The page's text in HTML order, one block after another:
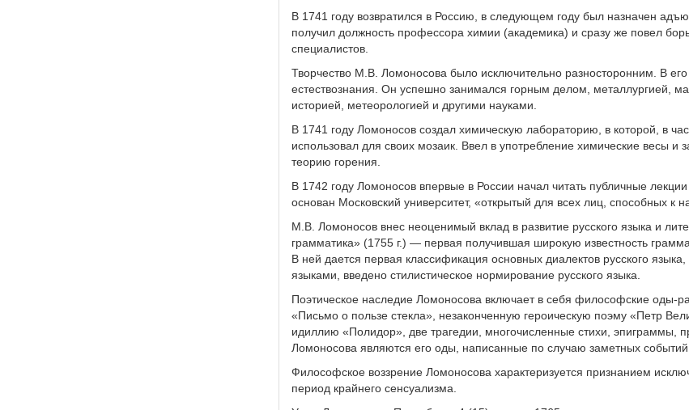
В 1741 году возвратился в Россию, в следующем году был назначен
получил должность профессора химии (академика) и сразу же повел
специалистов.
Творчество М.В. Ломоносова было исключительно разносторонним. В
естествознания. Он успешно занимался горным делом, металлургией,
историей, метеорологией и другими науками.
В 1741 году Ломоносов создал химическую лабораторию, в которой, в
использовал для своих мозаик. Ввел в употребление химические весы
теорию горения.
В 1742 году Ломоносов впервые в России начал читать публичные
основан Московский университет, «открытый для всех лиц, способных к
М.В. Ломоносов внес неоценимый вклад в развитие русского языка и
грамматика» (1755 г.) — первая получившая широкую известность
В ней дается первая классификация основных диалектов русского
языками, введено стилистическое нормирование русского языка.
Поэтическое наследие Ломоносова включает в себя философские оды-
«Письмо о пользе стекла», незаконченную героическую поэму «Петр
идиллию «Полидор», две трагедии, многочисленные стихи, эпиграммы,
Ломоносова являются его оды, написанные по случаю заметных событий
Философское воззрение Ломоносова характеризуется признанием
период крайнего сенсуализма.